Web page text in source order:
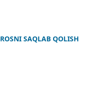
SАQLАB QОLISH